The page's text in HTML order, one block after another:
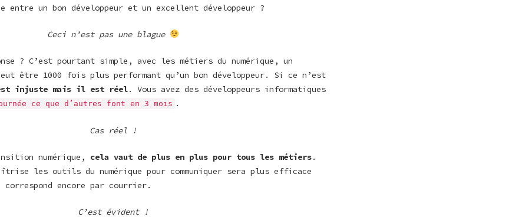
un bon développeur et un excellent développeur ?
Ceci n’est pas une blague
? C’est pourtant simple, avec les métiers du numérique, un
être 1000 fois plus performant qu’un bon développeur. Si ce n’est
injuste mais il est réel. Vous avez des développeurs informatiques
ce que d’autres font en 3 mois .
Cas réel !
numérique, cela vaut de plus en plus pour tous les métiers.
les outils du numérique pour communiquer sera plus efficace
encore par courrier.
C’est évident !